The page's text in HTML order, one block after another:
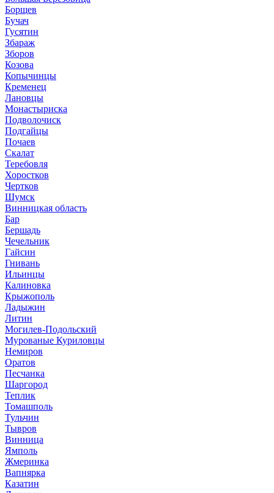
Борщев
Бучач
Гусятин
Збараж
Зборов
Козова
Копычинцы
Кременец
Лановцы
Монастыриска
Подволочиск
Подгайцы
Почаев
Скалат
Теребовля
Хоростков
Чертков
Шумск
Винницкая область
Бар
Бершадь
Чечельник
Гайсин
Гнивань
Ильинцы
Калиновка
Крыжополь
Ладыжин
Литин
Могилев-Подольский
Мурованые Куриловцы
Немиров
Оратов
Песчанка
Шаргород
Теплик
Томашполь
Тульчин
Тывров
Винница
Ямполь
Жмеринка
Вапнярка
Казатин